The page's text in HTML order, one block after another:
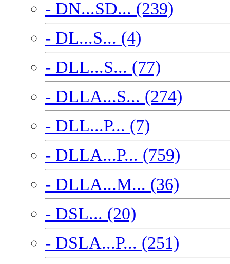
- DN...SD... (239)
- DL...S... (4)
- DLL...S... (77)
- DLLA...S... (274)
- DLL...P... (7)
- DLLA...P... (759)
- DLLA...M... (36)
- DSL... (20)
- DSLA...P... (251)